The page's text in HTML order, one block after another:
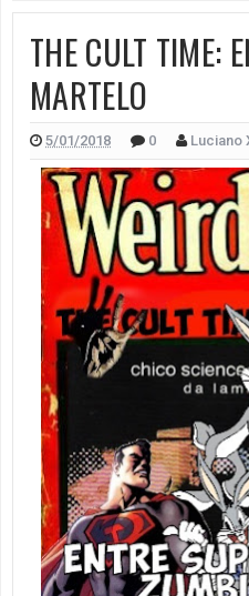
THE CULT TIME:
MARTELO
5/01/2018 0 Luciano